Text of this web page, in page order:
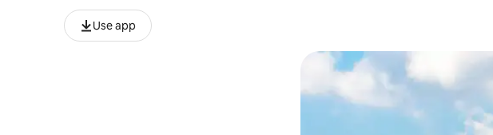
Use app